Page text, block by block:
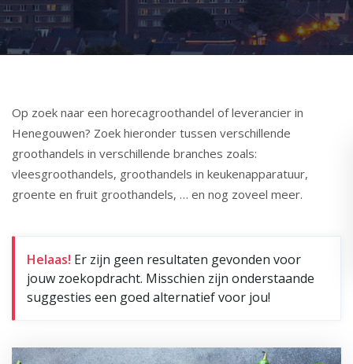
Op zoek naar een horecagroothandel of leverancier in
Henegouwen? Zoek hieronder tussen verschillende
groothandels in verschillende branches zoals:
vleesgroothandels, groothandels in keukenapparatuur,
groente en fruit groothandels, … en nog zoveel meer.
Helaas! Er zijn geen resultaten gevonden voor
jouw zoekopdracht. Misschien zijn onderstaande
suggesties een goed alternatief voor jou!